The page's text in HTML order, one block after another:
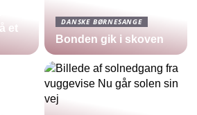
et
DANSKE BØRNESANGE
Bonden gik i skoven